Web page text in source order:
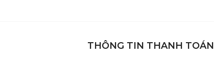
THÔNG TIN THANH TOÁN